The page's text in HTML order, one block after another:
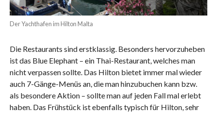
Der Yachthafen im Hilton Malta
Die Restaurants sind erstklassig. Besonders hervorzuheben
ist das Blue Elephant – ein Thai-Restaurant, welches man
nicht verpassen sollte. Das Hilton bietet immer mal wieder
auch 7-Gänge-Menüs an, die man hinzubuchen kann bzw.
als besondere Aktion – sollte man auf jeden Fall mal erlebt
haben. Das Frühstück ist ebenfalls typisch für Hilton, sehr